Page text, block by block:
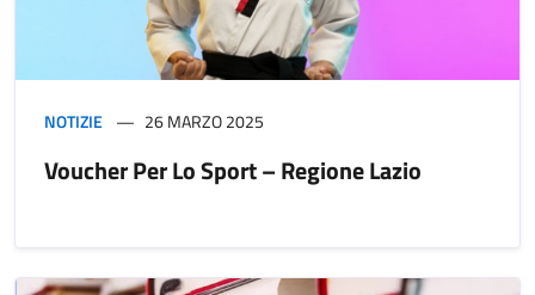
NOTIZIE 26 MARZO 2025
Voucher Per Lo Sport – Regione Lazio